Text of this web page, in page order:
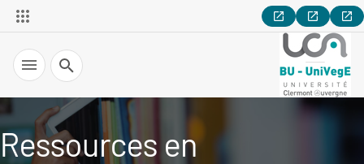
Recherche
Ressources en